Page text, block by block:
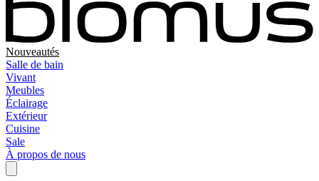
Nouveautés
Salle de bain
Vivant
Meubles
Éclairage
Extérieur
Cuisine
Sale
À propos de nous